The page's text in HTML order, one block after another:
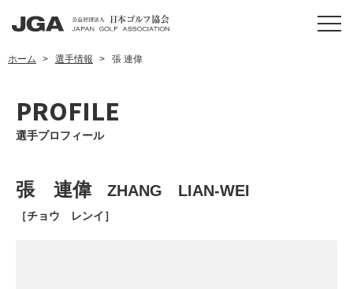
ホーム 選手情報 張 連偉
PROFILE
選手プロフィール
張 連偉 ZHANG LIAN-WEI
［チョウ レンイ］